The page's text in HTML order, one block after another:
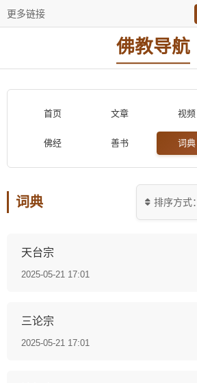
更多链接
佛教导航
首页 文章 视频
佛经 善书 词典
词典 排序方式：
天台宗
2025-05-21 17:01
三论宗
2025-05-21 17:01